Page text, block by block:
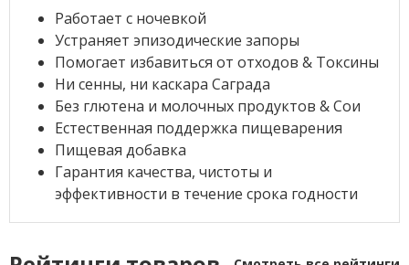
Работает с ночевкой
Устраняет эпизодические запоры
Помогает избавиться от отходов & Токсины
Ни сенны, ни каскара Саграда
Без глютена и молочных продуктов & Сои
Естественная поддержка пищеварения
Пищевая добавка
Гарантия качества, чистоты и
эффективности в течение срока годности